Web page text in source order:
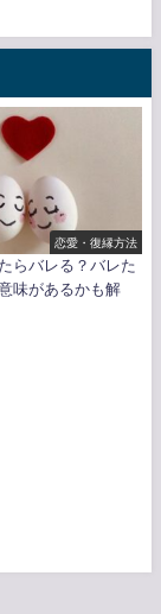
恋愛・復縁方法
らバレる？バレた
味があるかも解